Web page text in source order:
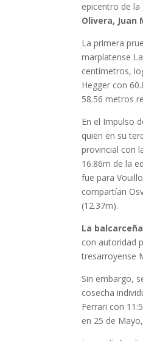
epicentro de
Olivera, Juan
La primera
marplatense
centímetros,
Hegger con
58.56 metros
En el Impulso
quien en su
provincial con
16.86m de la
fue para
compartían
(12.37m).
La
con autoridad
tresarroyense
Sin embargo,
cosecha
Ferrari con
en 25 de